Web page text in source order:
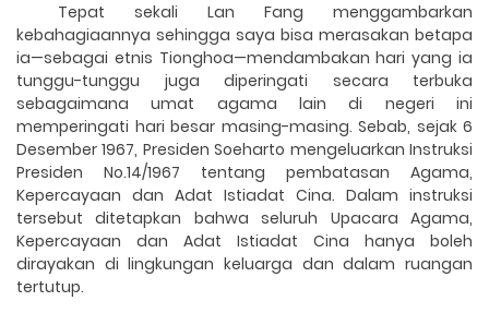
Tepat sekali Lan Fang menggambarkan
kebahagiaannya sehingga saya bisa merasakan betapa
ia—sebagai etnis Tionghoa—mendambakan hari yang ia
tunggu-tunggu juga diperingati secara terbuka
sebagaimana umat agama lain di negeri ini
memperingati hari besar masing-masing. Sebab, sejak 6
Desember 1967, Presiden Soeharto mengeluarkan Instruksi
Presiden No.14/1967 tentang pembatasan Agama,
Kepercayaan dan Adat Istiadat Cina. Dalam instruksi
tersebut ditetapkan bahwa seluruh Upacara Agama,
Kepercayaan dan Adat Istiadat Cina hanya boleh
dirayakan di lingkungan keluarga dan dalam ruangan
tertutup.